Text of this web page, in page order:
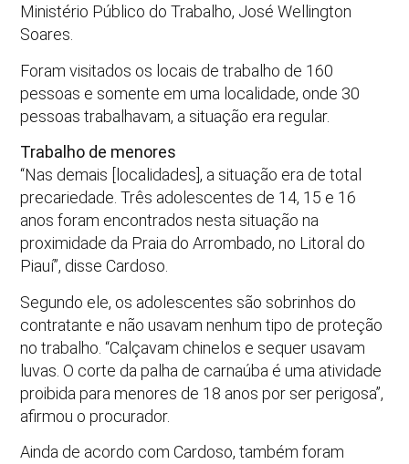
Ministério Público do Trabalho, José Wellington
Soares.
Foram visitados os locais de trabalho de 160
pessoas e somente em uma localidade, onde 30
pessoas trabalhavam, a situação era regular.
Trabalho de menores
“Nas demais [localidades], a situação era de total
precariedade. Três adolescentes de 14, 15 e 16
anos foram encontrados nesta situação na
proximidade da Praia do Arrombado, no Litoral do
Piauí”, disse Cardoso.
Segundo ele, os adolescentes são sobrinhos do
contratante e não usavam nenhum tipo de proteção
no trabalho. “Calçavam chinelos e sequer usavam
luvas. O corte da palha de carnaúba é uma atividade
proibida para menores de 18 anos por ser perigosa”,
afirmou o procurador.
Ainda de acordo com Cardoso, também foram